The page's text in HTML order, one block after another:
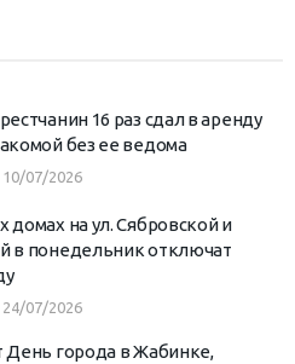
16 раз сдал в аренду
без ее ведома
10/07/2026
домах на ул. Сябровской и
в понедельник отключат
24/07/2026
День города в Жабинке,